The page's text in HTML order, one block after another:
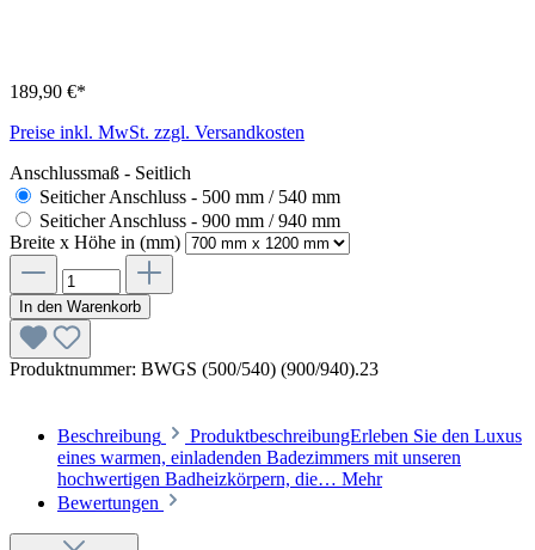
189,90 €*
Preise inkl. MwSt. zzgl. Versandkosten
Anschlussmaß - Seitlich
Seiticher Anschluss - 500 mm / 540 mm
Seiticher Anschluss - 900 mm / 940 mm
Breite x Höhe in (mm)
In den Warenkorb
Produktnummer: BWGS (500/540) (900/940).23
Beschreibung
ProduktbeschreibungErleben Sie den Luxus
eines warmen, einladenden Badezimmers mit unseren
hochwertigen Badheizkörpern, die… Mehr
Bewertungen